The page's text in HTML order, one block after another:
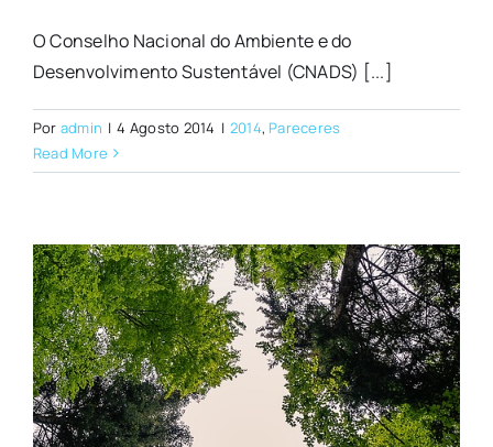
O Conselho Nacional do Ambiente e do
Desenvolvimento Sustentável (CNADS) [...]
Por admin | 4 Agosto 2014 | 2014, Pareceres
Read More